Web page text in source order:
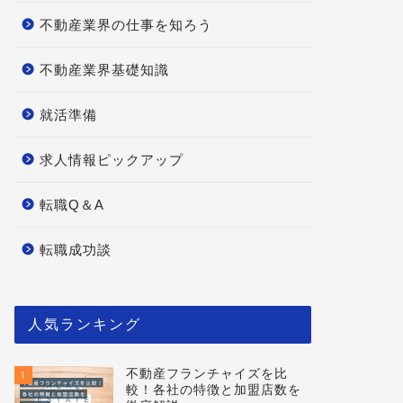
不動産業界の仕事を知ろう
不動産業界基礎知識
就活準備
求人情報ピックアップ
転職Q＆A
転職成功談
人気ランキング
1
不動産フランチャイズを比
較！各社の特徴と加盟店数を